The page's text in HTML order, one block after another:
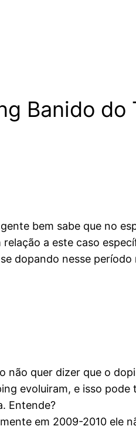
Banido do
bem sabe que no
a este caso
dopando nesse
não quer dizer que o
evoluiram, e isso
Entende?
em 2009-2010 ele